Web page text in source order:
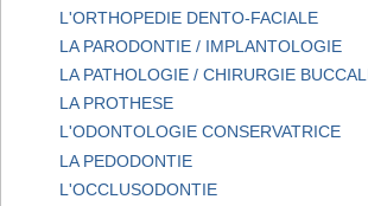
L'ORTHOPEDIE DENTO-FACIALE
LA PARODONTIE / IMPLANTOLOGIE
LA PATHOLOGIE / CHIRURGIE
LA PROTHESE
L'ODONTOLOGIE CONSERVATRICE
LA PEDODONTIE
L'OCCLUSODONTIE